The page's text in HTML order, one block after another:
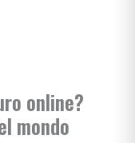
online?
mondo